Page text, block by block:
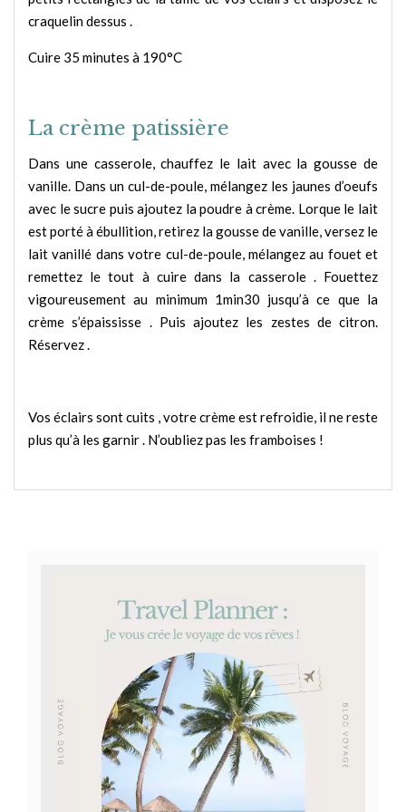
craquelin dessus .
Cuire 35 minutes à 190°C
La crème patissière
Dans une casserole, chauffez le lait avec la gousse de
vanille. Dans un cul-de-poule, mélangez les jaunes d’oeufs
avec le sucre puis ajoutez la poudre à crème. Lorque le lait
est porté à ébullition, retirez la gousse de vanille, versez le
lait vanillé dans votre cul-de-poule, mélangez au fouet et
remettez le tout à cuire dans la casserole . Fouettez
vigoureusement au minimum 1min30 jusqu’à ce que la
crème s’épaississe . Puis ajoutez les zestes de citron.
Réservez .
Vos éclairs sont cuits , votre crème est refroidie, il ne reste
plus qu’à les garnir . N’oubliez pas les framboises !